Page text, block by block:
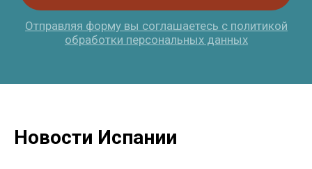
Новости Испании
+34 636 923 413
hola@studybarcelona.su
Студенческая виза
Жильё
Aviso Legal